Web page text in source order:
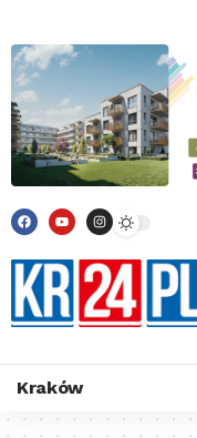
Kraków